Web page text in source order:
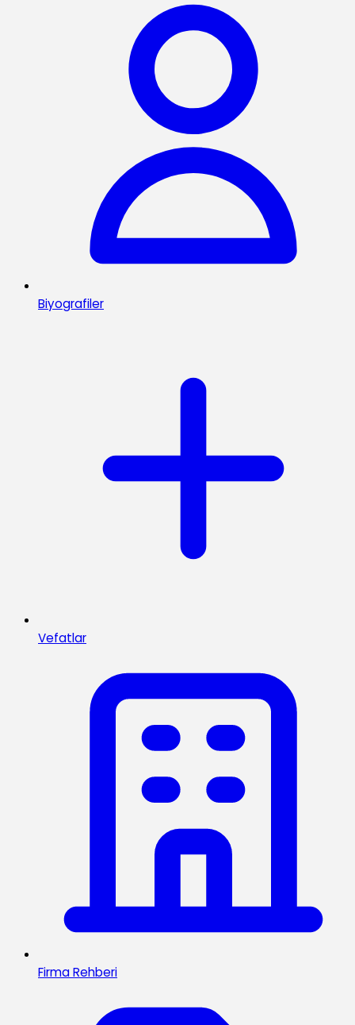
Biyografiler
Vefatlar
Firma Rehberi